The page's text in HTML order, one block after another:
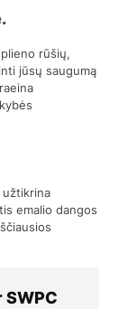
rūšių,
jūsų saugumą
užtikrina
emalio dangos